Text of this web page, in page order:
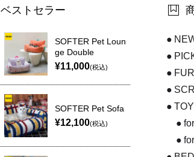
ベストセラー
SOFTER Pet Loun
ge Double
¥11,000(税込)
SOFTER Pet Sofa
¥12,100(税込)